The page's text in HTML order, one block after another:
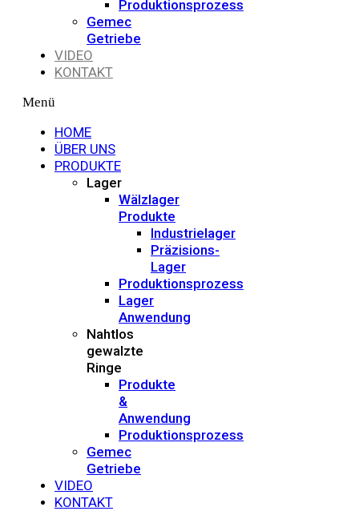
Produktionsprozess
Gemec
Getriebe
VIDEO
KONTAKT
Menü
HOME
ÜBER UNS
PRODUKTE
Lager
Wälzlager
Produkte
Industrielager
Präzisions-
Lager
Produktionsprozess
Lager
Anwendung
Nahtlos
gewalzte
Ringe
Produkte
&
Anwendung
Produktionsprozess
Gemec
Getriebe
VIDEO
KONTAKT